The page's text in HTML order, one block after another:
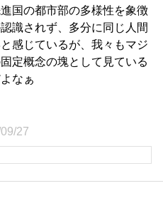
国の都市部の多様性を象徴
識されず、多分に同じ人間
感じているが、我々もマジ
定概念の塊として見ている
なぁ
27